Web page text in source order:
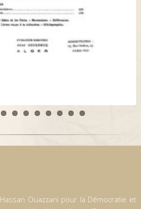
a été créé par Houria Ouazzani – et